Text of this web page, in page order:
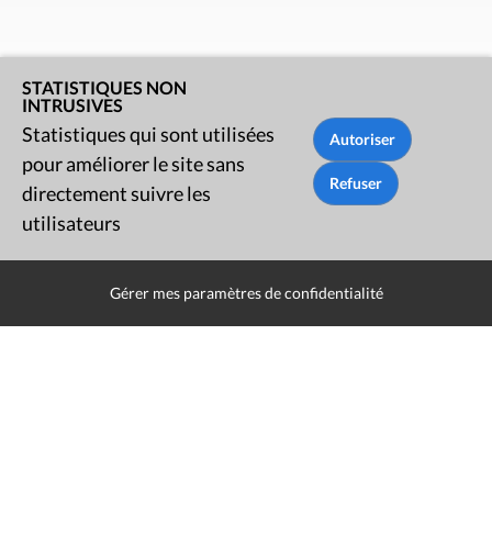
STATISTIQUES NON
INTRUSIVES
Statistiques qui sont utilisées
pour améliorer le site sans
directement suivre les
utilisateurs
Gérer mes paramètres de confidentialité